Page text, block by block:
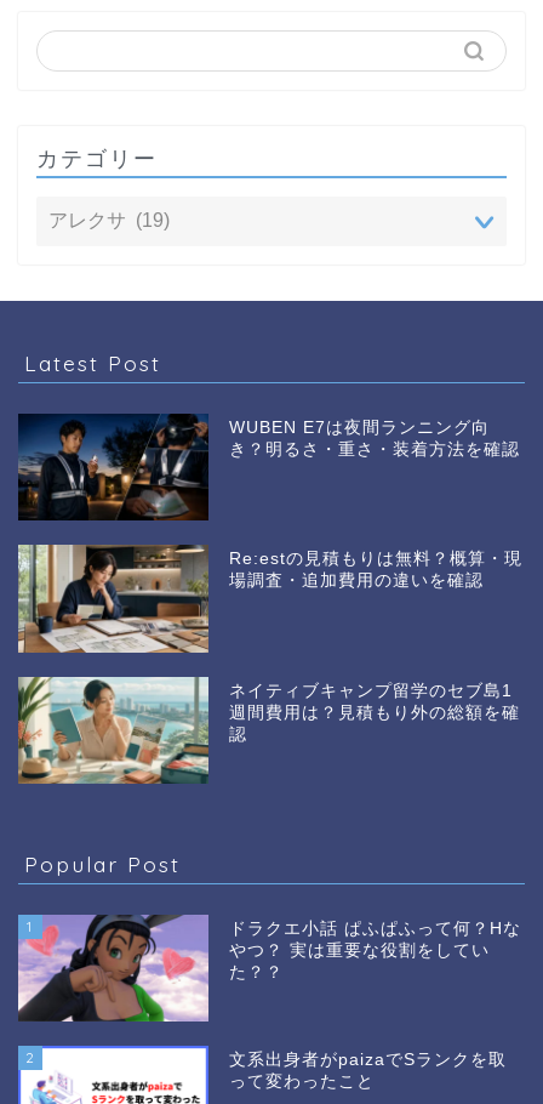
カテゴリー
Latest Post
WUBEN E7は夜間ランニング向
き？明るさ・重さ・装着方法を確認
Re:estの見積もりは無料？概算・現
場調査・追加費用の違いを確認
ネイティブキャンプ留学のセブ島1
週間費用は？見積もり外の総額を確
認
Popular Post
1
ドラクエ小話 ぱふぱふって何？Hな
やつ？ 実は重要な役割をしてい
た？？
2
文系出身者がpaizaでSランクを取
って変わったこと